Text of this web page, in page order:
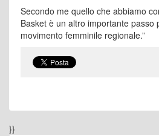
}}
Secondo me quello che abbiamo
Basket è un altro importante passo
movimento femminile regionale.”